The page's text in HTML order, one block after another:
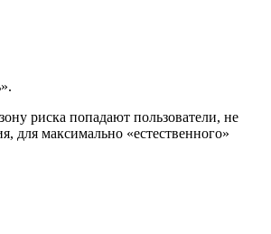
риска попадают пользователи, не
для максимально «естественного»